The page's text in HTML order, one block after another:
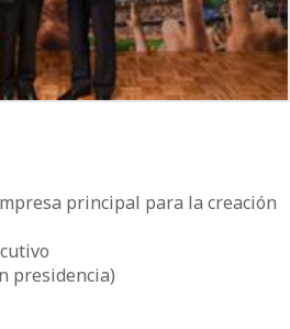
principal para la creación
presidencia)